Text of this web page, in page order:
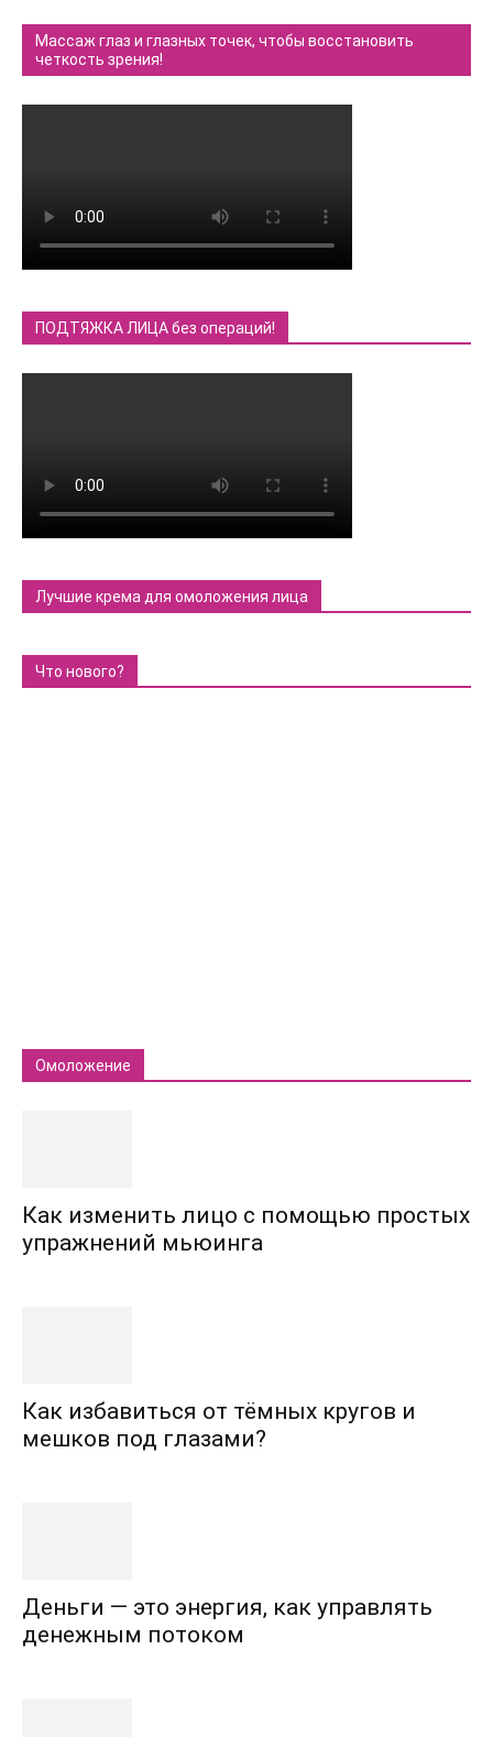
Массаж глаз и глазных точек, чтобы восстановить
четкость зрения!
ПОДТЯЖКА ЛИЦА без операций!
Лучшие крема для омоложения лица
Что нового?
Омоложение
Как изменить лицо с помощью простых
упражнений мьюинга
Как избавиться от тёмных кругов и
мешков под глазами?
Деньги — это энергия, как управлять
денежным потоком